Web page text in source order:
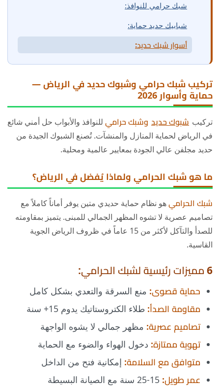
شبك حرامي للنوافذ:
شبابيك حديد حماية:
أسوار شبك حديد:
شبك حرامي مربعات:
التصاميم والأشكال
المواصفات التقنية
مواصفات الحديد:
نظام التثبيت:
متطلبات السلامة
الخدمات والأسعار
جدول الأسعار:
الصيانة والضمان
تركيب شبك حرامي وشبوك حديد في الرياض —
حماية وأسوار 2026
تركيب شبوك حديد وشبك حرامي للنوافذ والأبواب حل أمني شائع
في الرياض لحماية المنازل والمنشآت. تُصنع الشبوك الجيدة من
حديد مجلفن عالي الجودة بمعايير عالمية ومحلية.
ما هو شبك الحرامي ولماذا يُفضل في الرياض؟
شبك الحراميهو نظام حماية حديدي متين يوفر أماناً كاملاً مع
تصاميم عصرية لا تشوه المظهر الجمالي للمبنى. يتميز بمقاومته
للصدأ والتآكل لأكثر من 15 عاماً في ظروف الرياض الجوية
القاسية.
6 مميزات رئيسية لشبك الحرامي:
حماية قصوى: منع السرقة والتعدي بشكل كامل
مقاومة الصدأ: طلاء الكتروستاتيك يدوم 15+ سنة
تصاميم عصرية: مظهر جمالي لا يشوه الواجهة
تهوية ممتازة: دخول الهواء والضوء مع الحماية
متوافق مع السلامة: إمكانية فتح من الداخل
عمر طويل: